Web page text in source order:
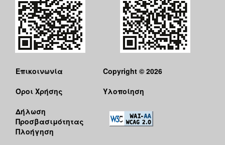
Επικοινωνία
Όροι Χρήσης
Δήλωση
Προσβασιμότητας
Πλοήγηση
Copyright © 2026
Υλοποίηση